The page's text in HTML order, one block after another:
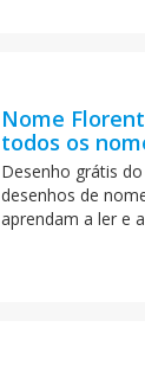
Nome
todos os
Desenho grátis
desenhos de
aprendam a ler e